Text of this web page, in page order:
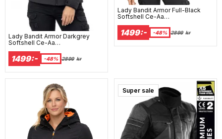
Lady Bandit Armor Darkgrey
Softshell Ce-Aa
1499:- -48% 2899 kr
Lady Bandit Armor Full-Black
Softshell Ce-Aa
1499:- -48% 2899 kr
Super sale